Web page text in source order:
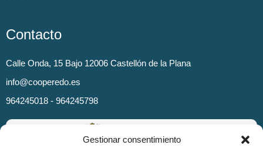
Gestionar consentimiento
Contacto
Calle Onda, 15 Bajo 12006 Castellón de la Plana
info@cooperedo.es
964245018 - 964245798